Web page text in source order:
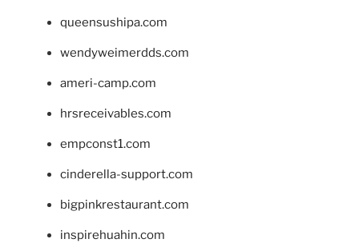
queensushipa.com
wendyweimerdds.com
ameri-camp.com
hrsreceivables.com
empconst1.com
cinderella-support.com
bigpinkrestaurant.com
inspirehuahin.com